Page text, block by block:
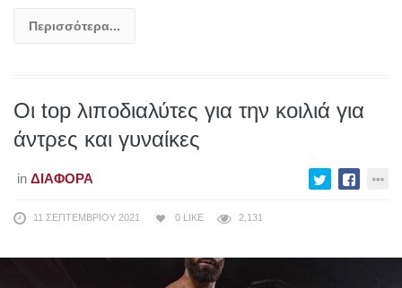
Περισσότερα...
Οι top λιποδιαλύτες για την κοιλιά για
άντρες και γυναίκες
in ΔΙΆΦΟΡΑ
11 ΣΕΠΤΕΜΒΡΊΟΥ 2021 0 LIKE 2,131